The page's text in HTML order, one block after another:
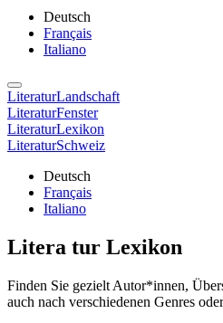
Deutsch
Français
Italiano
LiteraturLandschaft
LiteraturFenster
LiteraturLexikon
LiteraturSchweiz
Deutsch
Français
Italiano
Litera tur Lexikon
Finden Sie gezielt Autor*innen,
auch nach verschiedenen Genres